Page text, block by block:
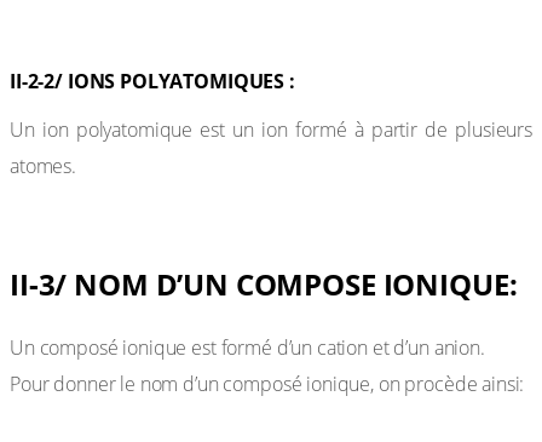
II-2-2/ IONS POLYATOMIQUES :
Un ion polyatomique est un ion formé à partir de plusieurs
atomes.
II-3/ NOM D’UN COMPOSE IONIQUE:
Un composé ionique est formé d’un cation et d’un anion.
Pour donner le nom d’un composé ionique, on procède ainsi: